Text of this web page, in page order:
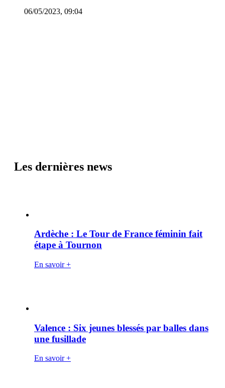
06/05/2023, 09:04
Les dernières news
Ardèche : Le Tour de France féminin fait
étape à Tournon
En savoir +
Valence : Six jeunes blessés par balles dans
une fusillade
En savoir +